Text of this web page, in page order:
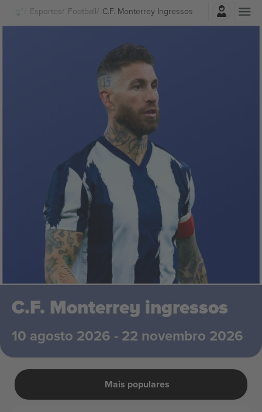
Esportes Football C.F. Monterrey Ingressos
Entrar
C.F. Monterrey ingressos
10 agosto 2026 - 22 novembro 2026
Mais populares